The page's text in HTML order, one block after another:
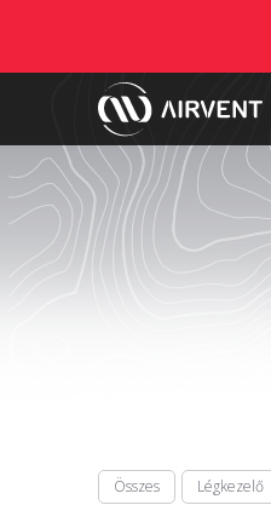
Összes Légkezelő